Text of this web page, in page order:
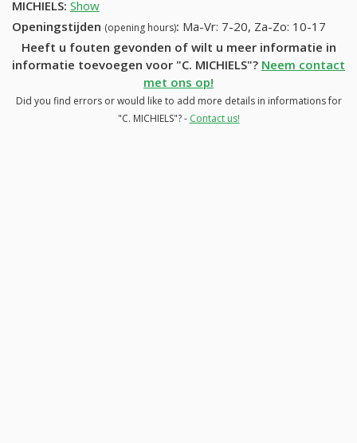
MICHIELS: Show
Openingstijden (opening hours): Ma-Vr: 7-20, Za-Zo: 10-17
Heeft u fouten gevonden of wilt u meer informatie in
informatie toevoegen voor "C. MICHIELS"? Neem contact
met ons op!
Did you find errors or would like to add more details in informations for
"C. MICHIELS"? - Contact us!